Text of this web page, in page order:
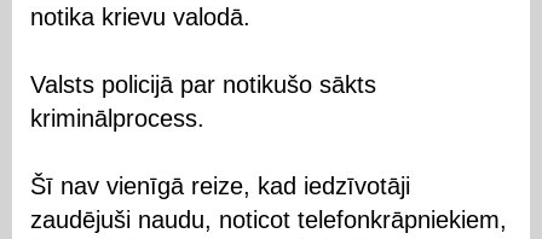
notika krievu valodā.
Valsts policijā par notikušo sākts
kriminālprocess.
Šī nav vienīgā reize, kad iedzīvotāji
zaudējuši naudu, noticot telefonkrāpniekiem,